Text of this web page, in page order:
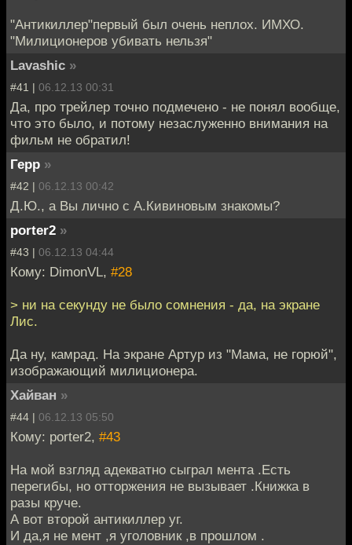
"Антикиллер"первый был очень неплох. ИМХО.
"Милиционеров убивать нельзя"
Lavashic »
#41 | 06.12.13 00:31
Да, про трейлер точно подмечено - не понял вообще,
что это было, и потому незаслуженно внимания на
фильм не обратил!
Герр »
#42 | 06.12.13 00:42
Д.Ю., а Вы лично с А.Кивиновым знакомы?
porter2 »
#43 | 06.12.13 04:44
Кому: DimonVL, #28
> ни на секунду не было сомнения - да, на экране
Лис.
Да ну, камрад. На экране Артур из "Мама, не горюй",
изображающий милиционера.
Хайван »
#44 | 06.12.13 05:50
Кому: porter2, #43
На мой взгляд адекватно сыграл мента .Есть
перегибы, но отторжения не вызывает .Книжка в
разы круче.
А вот второй антикиллер уг.
И да,я не мент ,я уголовник ,в прошлом .